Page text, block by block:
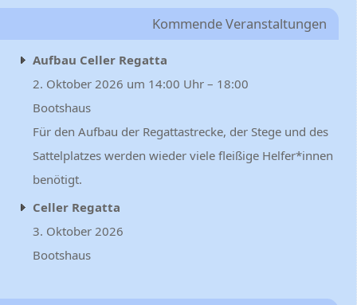
Kommende Veranstaltungen
Aufbau Celler Regatta
2. Oktober 2026 um 14:00 Uhr – 18:00
Bootshaus
Für den Aufbau der Regattastrecke, der Stege und des
Sattelplatzes werden wieder viele fleißige Helfer*innen
benötigt.
Celler Regatta
3. Oktober 2026
Bootshaus